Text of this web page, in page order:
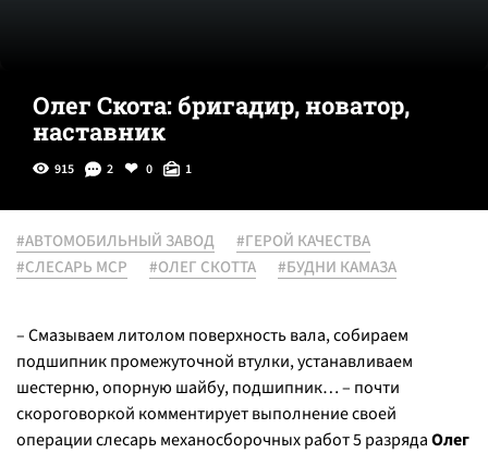
Олег Скота: бригадир, новатор,
наставник
915 2 0 1
#АВТОМОБИЛЬНЫЙ ЗАВОД
#ГЕРОЙ КАЧЕСТВА
#СЛЕСАРЬ МСР
#ОЛЕГ СКОТТА #БУДНИ КАМАЗА
– Смазываем литолом поверхность вала, собираем
подшипник промежуточной втулки, устанавливаем
шестерню, опорную шайбу, подшипник… – почти
скороговоркой комментирует выполнение своей
операции слесарь механосборочных работ 5 разрядаОлег